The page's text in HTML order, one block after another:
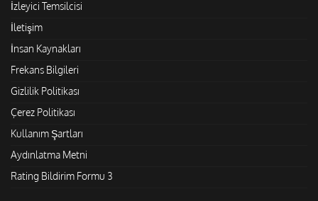
İzleyici Temsilcisi
İletişim
İnsan Kaynakları
Frekans Bilgileri
Gizlilik Politikası
Çerez Politikası
Kullanım Şartları
Aydınlatma Metni
Rating Bildirim Formu 3